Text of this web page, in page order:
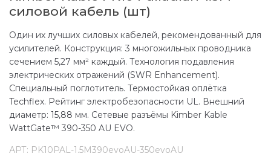
силовой кабель (шт)
Один их лучших силовых кабелей, рекомендованный для
усилителей. Конструкция: 3 многожильных проводника
сечением 5,27 мм² каждый. Технология подавления
электрических отражений (SWR Enhancement).
Специальный поглотитель. Термостойкая оплётка
Techflex. Рейтинг электробезопасности UL. Внешний
диаметр: 15,88 мм. Сетевые разъёмы Kimber Kable
WattGate™ 390-350 AU EVO.
АРТ: PK10PAL-1.5M390evoAU-350evoAU